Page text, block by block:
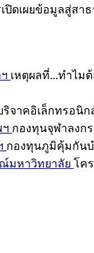
ปิดเผยข้อมูลสู่สา
เหตุผลที่...ทำไม
ริจาคอิเล็กทรอนิก
กองทุนจุฬาลงก
กองทุนภูมิคุ้มกันบ
มหาวิทยาลัย โค